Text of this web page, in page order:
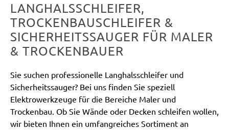
LANGHALSSCHLEIFER,
TROCKENBAUSCHLEIFER &
SICHERHEITSSAUGER FÜR MALER
& TROCKENBAUER
Sie suchen professionelle Langhalsschleifer und
Sicherheitssauger? Bei uns finden Sie speziell
Elektrowerkzeuge für die Bereiche Maler und
Trockenbau. Ob Sie Wände oder Decken schleifen wollen,
wir bieten Ihnen ein umfangreiches Sortiment an